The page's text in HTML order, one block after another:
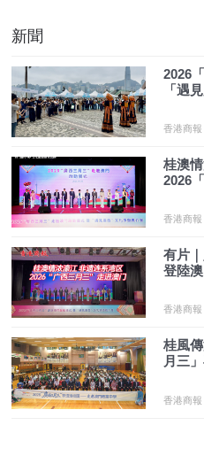
新聞
2026
「遇
香港商報
桂澳
2026
香港商報
有片
登陸
香港商報
桂風
月三
香港商報